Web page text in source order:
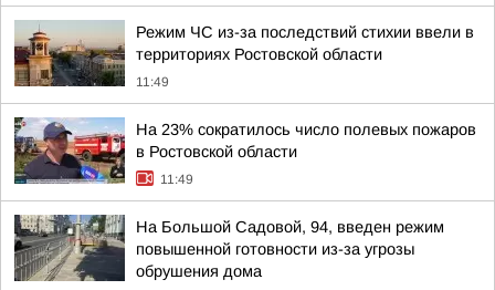
Режим ЧС из-за последствий стихии ввели в
территориях Ростовской области
11:49
На 23% сократилось число полевых пожаров
в Ростовской области
11:49
На Большой Садовой, 94, введен режим
повышенной готовности из-за угрозы
обрушения дома